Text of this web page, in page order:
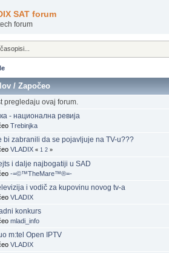
SAT forum
forum
/Započeo
pregledaju ovaj forum.
- национална ревија
Trebinjka
bi zabranili da se pojavljuje na TV-u???
VLADIX « 1 2 »
i dalje najbogatiji u SAD
-=©™TheMare™®=-
i vodič za kupovinu novog tv-a
VLADIX
konkurs
mladi_info
m:tel Open IPTV
VLADIX